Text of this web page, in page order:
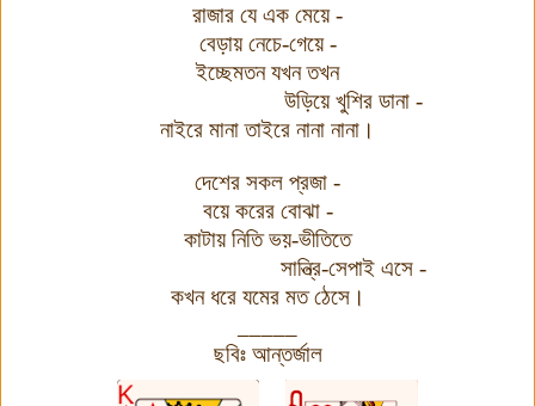
রাজার যে এক মেয়ে -
বেড়ায় নেচে-গেয়ে -
ইচ্ছেমতন যখন তখন
উড়িয়ে খুশির ডানা -
নাইরে মানা তাইরে নানা নানা।
দেশের সকল প্রজা -
বয়ে করের বোঝা -
কাটায় নিতি ভয়-ভীতিতে
সান্ত্রি-সেপাই এসে -
কখন ধরে যমের মত ঠেসে।
ছবিঃ আন্তর্জাল